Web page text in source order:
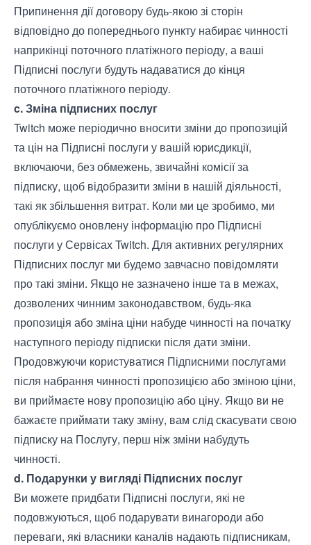
Припинення дії договору будь-якою зі сторін
відповідно до попереднього пункту набирає чинності
наприкінці поточного платіжного періоду, а ваші
Підписні послуги будуть надаватися до кінця
поточного платіжного періоду.
c. Зміна підписних послуг
Twitch може періодично вносити зміни до пропозицій
та цін на Підписні послуги у вашій юрисдикції,
включаючи, без обмежень, звичайні комісії за
підписку, щоб відобразити зміни в нашій діяльності,
такі як збільшення витрат. Коли ми це зробимо, ми
опублікуємо оновлену інформацію про Підписні
послуги у Сервісах Twitch. Для активних регулярних
Підписних послуг ми будемо завчасно повідомляти
про такі зміни. Якщо не зазначено інше та в межах,
дозволених чинним законодавством, будь-яка
пропозиція або зміна ціни набуде чинності на початку
наступного періоду підписки після дати зміни.
Продовжуючи користуватися Підписними послугами
після набрання чинності пропозицією або зміною ціни,
ви приймаєте нову пропозицію або ціну. Якщо ви не
бажаєте приймати таку зміну, вам слід скасувати свою
підписку на Послугу, перш ніж зміни набудуть
чинності.
d. Подарунки у вигляді Підписних послуг
Ви можете придбати Підписні послуги, які не
подовжуються, щоб подарувати винагороди або
переваги, які власники каналів надають підписникам,